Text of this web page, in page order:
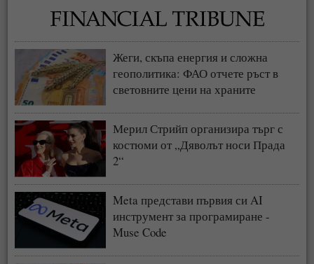
Жеги, скъпа енергия и сложна
геополитика: ФАО отчете ръст в
световните цени на храните
Мерил Стрийп организира търг с
костюми от „Дяволът носи Прада
2“
Meta представи първия си AI
инструмент за програмиране -
Muse Code